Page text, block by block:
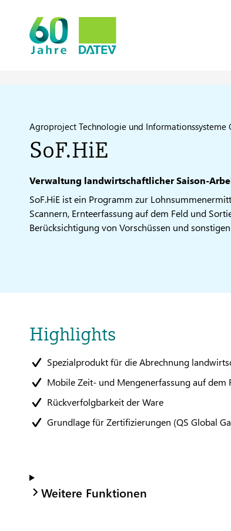
Agroproject Technologie und Informationssysteme
SoF.HiE
Verwaltung landwirtschaftlicher Saison-
SoF.HiE ist ein Programm zur
Scannern, Ernteerfassung auf dem Feld und
Berücksichtigung von Vorschüssen und
Highlights
Spezialprodukt für die Abrechnung
Mobile Zeit- und Mengenerfassung auf dem
Rückverfolgbarkeit der Ware
Grundlage für Zertifizierungen (QS Global
Weitere Funktionen